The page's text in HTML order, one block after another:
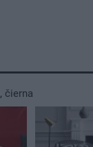
, čierna